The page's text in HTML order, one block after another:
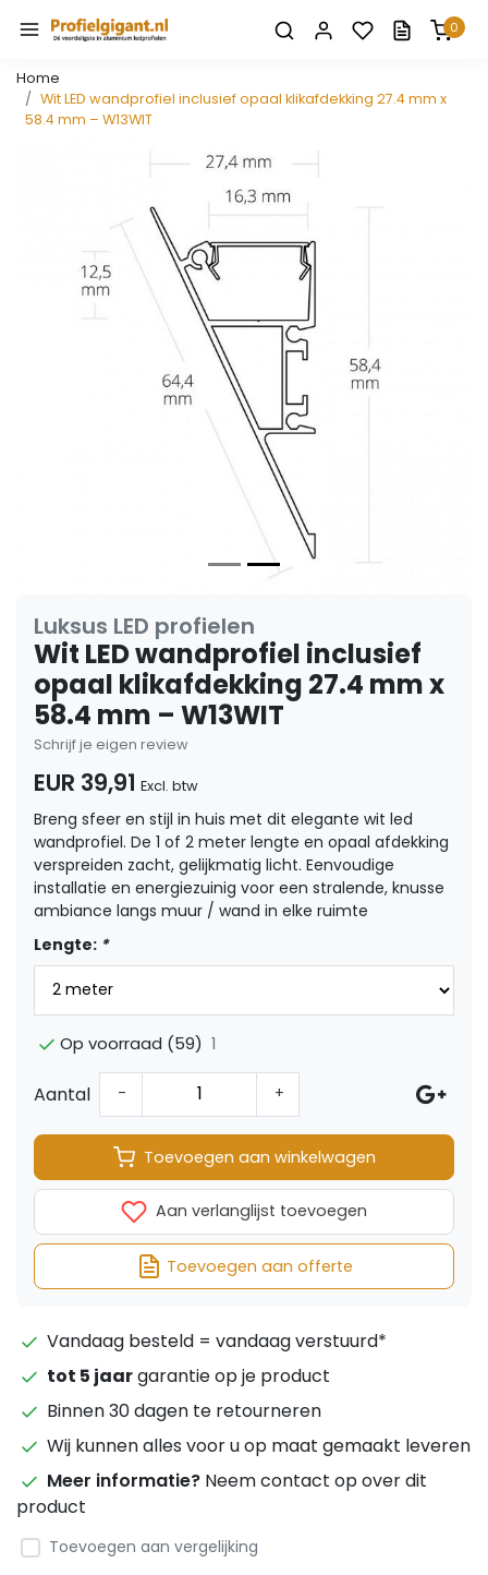
0
Home
Wit LED wandprofiel inclusief opaal klikafdekking 27.4 mm x
58.4 mm – W13WIT
Luksus LED profielen
Wit LED wandprofiel inclusief
opaal klikafdekking 27.4 mm x
58.4 mm – W13WIT
Schrijf je eigen review
EUR 39,91 Excl. btw
Breng sfeer en stijl in huis met dit elegante wit led
wandprofiel. De 1 of 2 meter lengte en opaal afdekking
verspreiden zacht, gelijkmatig licht. Eenvoudige
installatie en energiezuinig voor een stralende, knusse
ambiance langs muur / wand in elke ruimte
Lengte: *
Op voorraad (59) 1
Aantal - +
Toevoegen aan winkelwagen
Aan verlanglijst toevoegen
Toevoegen aan offerte
Vandaag besteld = vandaag verstuurd*
tot 5 jaargarantie op je product
Binnen 30 dagen te retourneren
Wij kunnen alles voor u op maat gemaakt leveren
Meer informatie? Neem contact op over dit
product
Toevoegen aan vergelijking